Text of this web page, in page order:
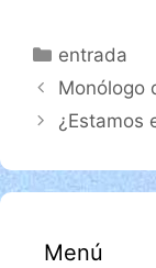
Categorías
entrada
Monólogo
¿Estamos
Menú